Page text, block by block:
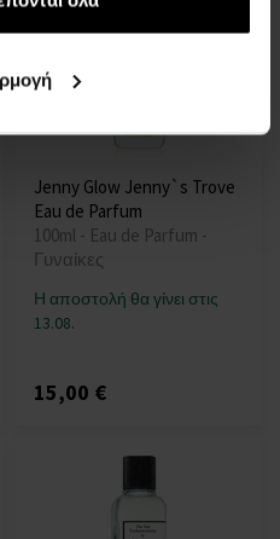
Jenny Glow Jenny`s Trove
Eau de Parfum
100ml - Eau de Parfum -
Γυναίκες
Η αποστολή θα γίνει στις
13.08.
15,00 €